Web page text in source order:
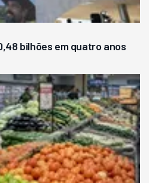
bilhões em quatro anos